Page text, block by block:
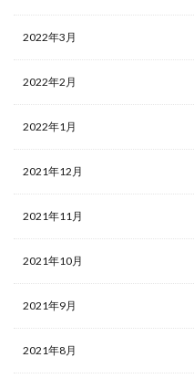
2022年3月
2022年2月
2022年1月
2021年12月
2021年11月
2021年10月
2021年9月
2021年8月